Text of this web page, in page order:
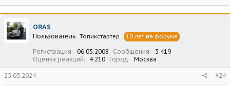
а
к
ц
и
и
ORAS
Пользователь Топикстартер 10 лет на форуме
Регистрация 06.05.2008 Сообщения
3 419
Оценка реакций
4 210 Город Москва
25.03.2024 #24